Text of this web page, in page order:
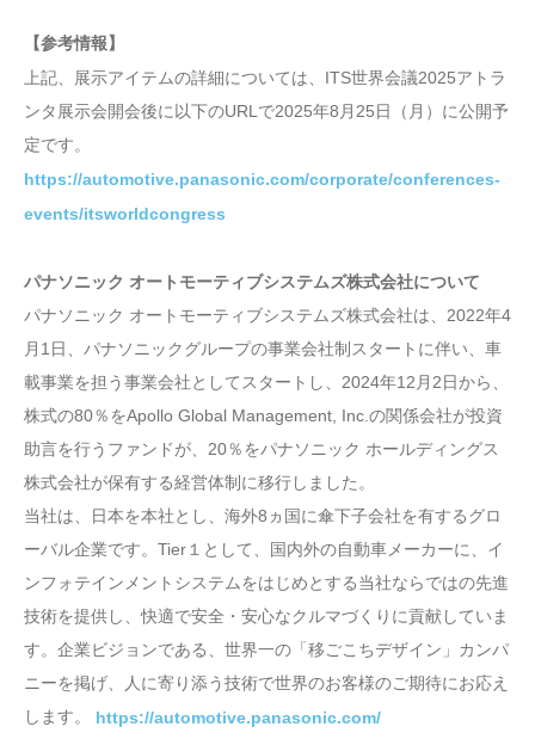
【参考情報】
上記、展示アイテムの詳細については、ITS世界会議2025アトラ
ンタ展示会開会後に以下のURLで2025年8月25日（月）に公開予
定です。
https://automotive.panasonic.com/corporate/conferences-
events/itsworldcongress
パナソニック オートモーティブシステムズ株式会社について
パナソニック オートモーティブシステムズ株式会社は、2022年4
月1日、パナソニックグループの事業会社制スタートに伴い、車
載事業を担う事業会社としてスタートし、2024年12月2日から、
株式の80％をApollo Global Management, Inc.の関係会社が投資
助言を行うファンドが、20％をパナソニック ホールディングス
株式会社が保有する経営体制に移行しました。
当社は、日本を本社とし、海外8ヵ国に傘下子会社を有するグロ
ーバル企業です。Tier１として、国内外の自動車メーカーに、イ
ンフォテインメントシステムをはじめとする当社ならではの先進
技術を提供し、快適で安全・安心なクルマづくりに貢献していま
す。企業ビジョンである、世界一の「移ごこちデザイン」カンパ
ニーを掲げ、人に寄り添う技術で世界のお客様のご期待にお応え
します。
https://automotive.panasonic.com/